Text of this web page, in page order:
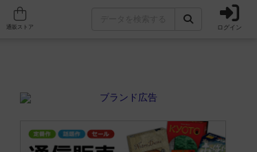
人気ボードゲーム ログイン